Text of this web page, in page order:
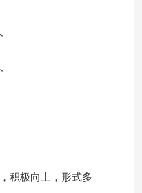
积极向上，形式多